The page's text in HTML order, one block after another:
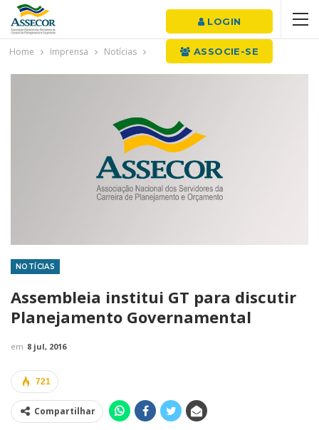
LOGIN
ASSOCIE-SE
Home Imprensa Notícias
NOTÍCIAS
Assembleia institui GT para discutir
Planejamento Governamental
em 8 jul, 2016
721
Compartilhar